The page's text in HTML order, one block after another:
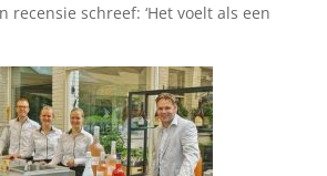
recensie schreef: ‘Het voelt als een